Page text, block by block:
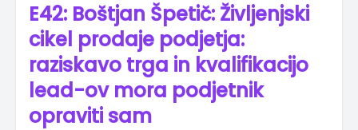
E42: Boštjan Špetič: Življenjski
cikel prodaje podjetja:
raziskavo trga in kvalifikacijo
lead-ov mora podjetnik
opraviti sam